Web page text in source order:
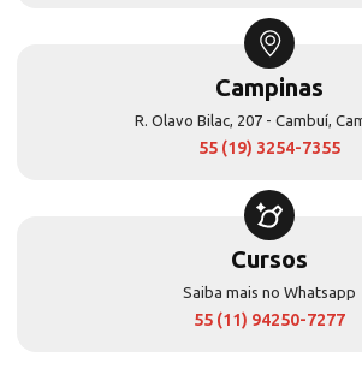
Campinas
R. Olavo Bilac, 207 - Cambuí,
55 (19) 3254-7355
Cursos
Saiba mais no Whatsapp
55 (11) 94250-7277